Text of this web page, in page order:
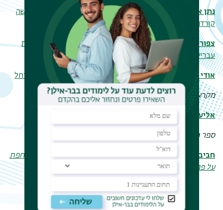
נתן אופיר
, כוונות בזיווג בליל שבת: רומנטיקה קבלית לפי ר' משה
קורדובירו
צפורה שחורי-רובין
, שרה-איטה פלמן (1936-1856): פרדסנית
עברייה בארץ-ישראל
אודי גור , 'לא צריך לשאול, לא צריך לענות': על שאלות בשירי רחל
מקראות ומדרשות
אליעזרה הרצוג, סיפור בלעם: קונפליקט שבא על פתרונו
ספר חדש
חביבה פדיה, אל העיר הנעדרת – על ספרה של מיכל הלד:
מרחפת
על פני המים